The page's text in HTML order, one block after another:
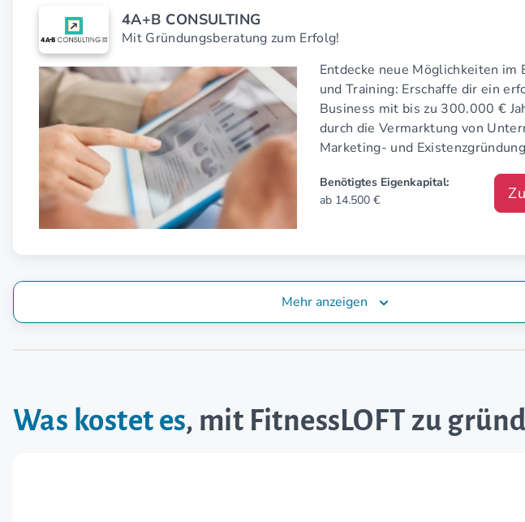
4A+B CONSULTING
Mit Gründungsberatung zum Erfolg!
Entdecke neue Möglichkeiten im
und Training: Erschaffe dir ein
Business mit bis zu 300.000 €
durch die Vermarktung von
Marketing- und
Benötigtes Eigenkapital:
ab 14.500 €
Mehr anzeigen
Was kostet es, mit FitnessLOFT zu